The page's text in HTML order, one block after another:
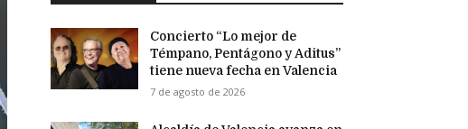
Concierto “Lo mejor de
Témpano, Pentágono y Aditus”
tiene nueva fecha en Valencia
7 de agosto de 2026